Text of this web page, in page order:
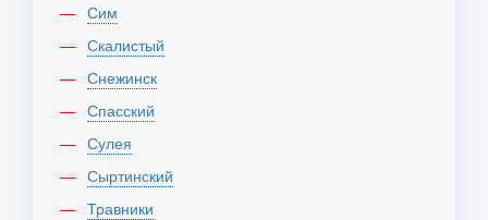
Сим
Скалистый
Снежинск
Спасский
Сулея
Сыртинский
Травники